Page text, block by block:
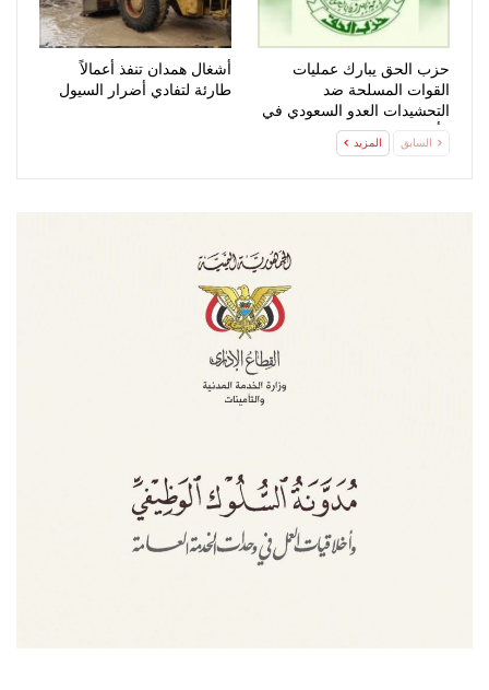
حزب الحق يبارك عمليات
القوات المسلحة ضد
التحشيدات العدو السعودي في
مأرب وحضرموت
أشغال همدان تنفذ أعمالاً
طارئة لتفادي أضرار السيول
السابق المزيد